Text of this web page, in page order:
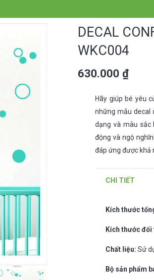
DECAL
WKC004
630.000₫
Hãy giúp bé yêu
những mẫu decal
dạng và màu sắc
động và ngộ
đáp ứng được khả
CHI TIẾT
Kích thước
Kích thước đối
Chất liệu:Sử
Bộ sản phẩm